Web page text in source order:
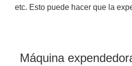
etc. Esto puede hacer que la
Máquina